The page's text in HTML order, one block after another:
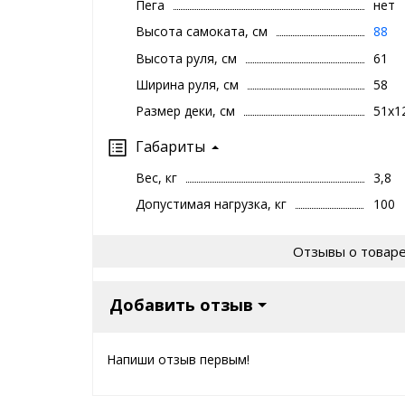
Пега
нет
Высота самоката, см
88
Высота руля, см
61
Ширина руля, см
58
Размер деки, см
Габариты
Вес, кг
3,8
Допустимая нагрузка, кг
100
Отзывы о
Добавить отзыв
Напиши отзыв первым!